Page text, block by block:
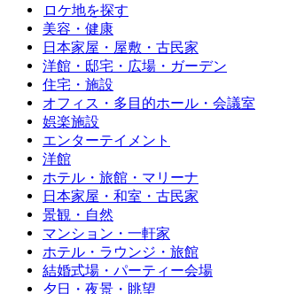
ロケ地を探す
美容・健康
日本家屋・屋敷・古民家
洋館・邸宅・広場・ガーデン
住宅・施設
オフィス・多目的ホール・会議室
娯楽施設
エンターテイメント
洋館
ホテル・旅館・マリーナ
日本家屋・和室・古民家
景観・自然
マンション・一軒家
ホテル・ラウンジ・旅館
結婚式場・パーティー会場
夕日・夜景・眺望